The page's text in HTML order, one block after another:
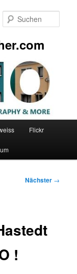
Flickr
Nächster →
!